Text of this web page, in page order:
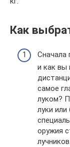
Как
Сначала
и как вы
самое
луком?
луки
оружия